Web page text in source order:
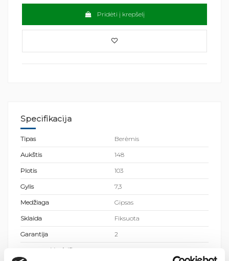
Pridėti į krepšelį
Specifikacija
Tipas Berėmis
Aukštis 148
Plotis 103
Gylis 7,3
Medžiaga Gipsas
Sklaida Fiksuota
Garantija 2
apsaugos klasė, IP